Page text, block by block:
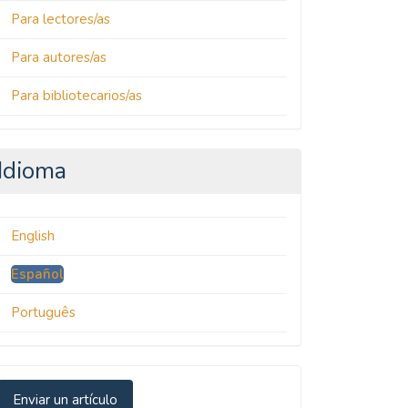
Para lectores/as
Para autores/as
Para bibliotecarios/as
English
Español
Português
Enviar un artículo